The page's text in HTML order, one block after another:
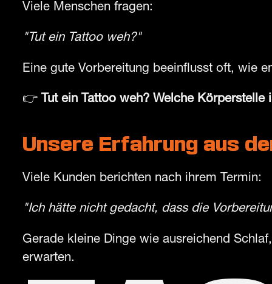
Viele Menschen fragen:
"Tut ein Tattoo weh?"
Eine gute Vorbereitung beeinflusst oft, wie
👉 Tut ein Tattoo weh? Welche
Unsere Erfahrung aus
Viele Kunden berichten nach ihrem Termin:
"Ich hätte nicht gedacht, dass die
Gerade kleine Dinge wie ausreichend
erwarten.